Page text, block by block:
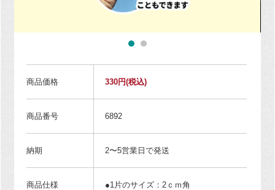
商品価格 330円(税込)
商品番号 6892
納期 2〜5営業日で発送
商品仕様
●1片のサイズ：2ｃｍ角